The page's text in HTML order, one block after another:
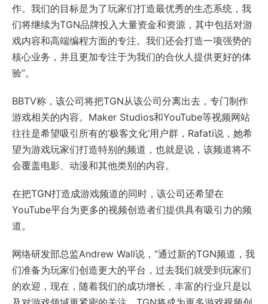
作。我们的目标是为了玩家们打造最优秀的生态系统，我
们将继续为TGN品牌投入大量资金和资源，其中包括对游
戏内容和高端编程方面的专注。我们还会打造一项强势的
核心业务，并且更加专注于为我们的合伙人提供更好的体
验”。
BBTV称，该公司将把TGN从该公司分离出去，专门制作
游戏相关的内容。Maker Studios和YouTube等视频网站
往往是希望吸引所有的‘极客文化’用户群，Rafati说，她希
望为游戏玩家们打造特别的频道，也就是说，该频道将不
会覆盖电影、动漫和其他类别的内容。
在把TGN打造成游戏频道的同时，该公司还希望在
YouTube平台为更多的视频创造者们提供具有吸引力的频
道。
网络研发部总监Andrew Wall说，“通过新的TGN频道，我
们准备为玩家们创造更大的平台，过去我们就受到玩家们
的欢迎，现在，随着我们的成功增长，丰富的行业只是以